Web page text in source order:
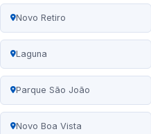
Novo Retiro
Laguna
Parque São João
Novo Boa Vista